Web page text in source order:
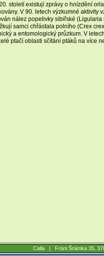
století existují zprávy o hnízdění
V 90. letech výzkumné aktivity
nález popelivky sibiřské
samci chřástala polního (Crex
a entomologický průzkum. V
ptačí oblasti sčítání ptáků na více
Calla | Fráni Šrámka 35,